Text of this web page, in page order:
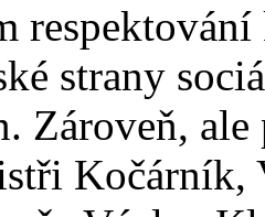
strany
Zároveň,
Kočárník,